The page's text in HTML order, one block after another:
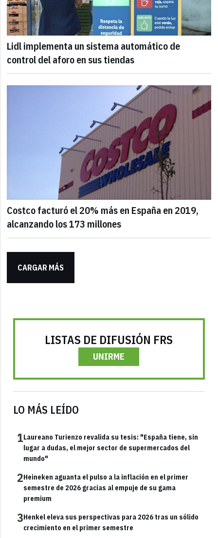
Lidl implementa un sistema automático de
control del aforo en sus tiendas
Costco facturó el 20% más en España en 2019,
alcanzando los 173 millones
CARGAR MÁS
LISTAS DE DIFUSIÓN FRS
UNIRME
LO MÁS LEÍDO
1Laureano Turienzo revalida su tesis: "España tiene, sin
lugar a dudas, el mejor sector de supermercados del
mundo"
2Heineken aguanta el pulso a la inflación en el primer
semestre de 2026 gracias al empuje de su gama
premium
3Henkel eleva sus perspectivas para 2026 tras un sólido
crecimiento en el primer semestre